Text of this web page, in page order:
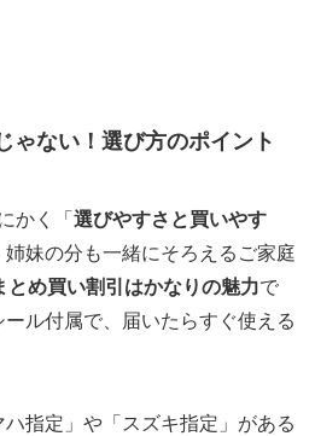
ゃない！選び方のポイント
かく「 選びやすさと買いやす
姉妹の分も一緒にそろえるご家庭
とめ買い割引はかなりの魅力で
ル付属で、届いたらすぐ使える
指定」や「スズキ指定」がある